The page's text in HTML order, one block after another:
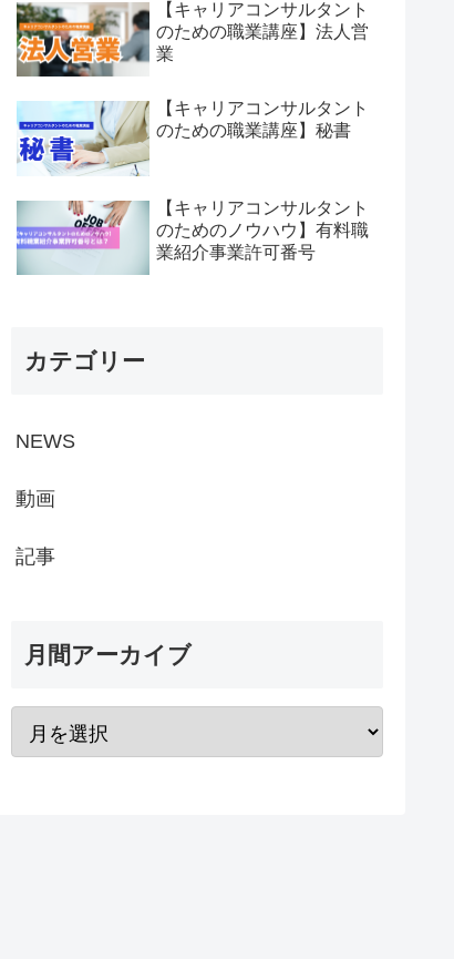
【キャリアコンサルタント
のための職業講座】法人営
業
【キャリアコンサルタント
のための職業講座】秘書
【キャリアコンサルタント
のためのノウハウ】有料職
業紹介事業許可番号
カテゴリー
NEWS
動画
記事
月間アーカイブ